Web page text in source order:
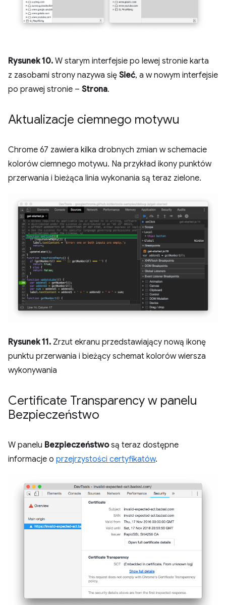
Rysunek 10. W starym interfejsie po lewej stronie karta
z zasobami strony nazywa się Sieć, a w nowym interfejsie
po prawej stronie – Strona.
Aktualizacje ciemnego motywu
Chrome 67 zawiera kilka drobnych zmian w schemacie
kolorów ciemnego motywu. Na przykład ikony punktów
przerwania i bieżąca linia wykonania są teraz zielone.
Rysunek 11. Zrzut ekranu przedstawiający nową ikonę
punktu przerwania i bieżący schemat kolorów wiersza
wykonywania
Certificate Transparency w panelu
Bezpieczeństwo
W panelu Bezpieczeństwosą teraz dostępne
informacje o przejrzystości certyfikatów.